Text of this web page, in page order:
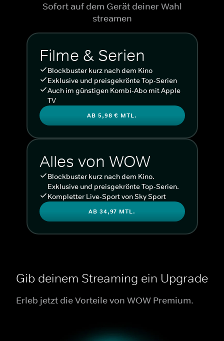
Sofort auf dem Gerät deiner Wahl
streamen
Filme & Serien
Blockbuster kurz nach dem Kino
Exklusive und preisgekrönte Top-Serien
Auch im günstigen Kombi-Abo mit Apple
TV
AB 5,98 € MTL.
Alles von WOW
Blockbuster kurz nach dem Kino.
Exklusive und preisgekrönte Top-Serien.
Kompletter Live-Sport von Sky Sport
AB 34,97 MTL.
Gib deinem Streaming ein Upgrade
Erleb jetzt die Vorteile von WOW Premium.